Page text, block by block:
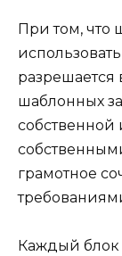
При том, что
разрешается
шаблонных
собственной
грамотное
Каждый